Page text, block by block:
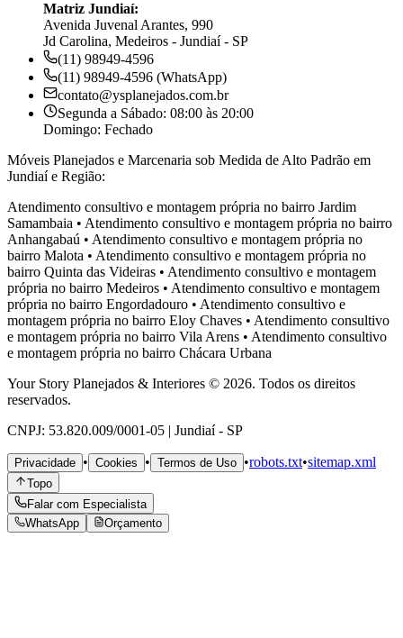
Matriz Jundiaí:
Avenida Juvenal Arantes, 990
Jd Carolina, Medeiros - Jundiaí - SP
(11) 98949-4596
(11) 98949-4596 (WhatsApp)
contato@ysplanejados.com.br
Segunda a Sábado: 08:00 às 20:00
Domingo: Fechado
Móveis Planejados e Marcenaria sob Medida de Alto Padrão em
Jundiaí e Região:
Atendimento consultivo e montagem própria no bairro Jardim
Samambaia • Atendimento consultivo e montagem própria no bairro
Anhangabaú • Atendimento consultivo e montagem própria no
bairro Malota • Atendimento consultivo e montagem própria no
bairro Quinta das Videiras • Atendimento consultivo e montagem
própria no bairro Medeiros • Atendimento consultivo e montagem
própria no bairro Engordadouro • Atendimento consultivo e
montagem própria no bairro Eloy Chaves • Atendimento consultivo
e montagem própria no bairro Vila Arens • Atendimento consultivo
e montagem própria no bairro Chácara Urbana
Your Story Planejados & Interiores © 2026. Todos os direitos
reservados.
CNPJ: 53.820.009/0001-05 | Jundiaí - SP
Privacidade • Cookies • Termos de Uso •robots.txt•sitemap.xml
Topo
Falar com Especialista
WhatsApp
Orçamento